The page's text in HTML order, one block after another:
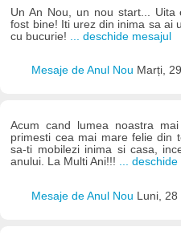
Un An Nou, un nou start...
fost bine! Iti urez din inima sa ai
cu bucurie!
... deschide mesajul
Mesaje de Anul Nou Marți,
Acum cand lumea noastra
primesti cea mai mare felie din
sa-ti mobilezi inima si casa,
anului. La Multi Ani!!! ... deschide
Mesaje de Anul Nou Luni, 28